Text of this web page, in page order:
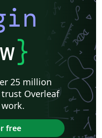
}
25 million
Overleaf
free